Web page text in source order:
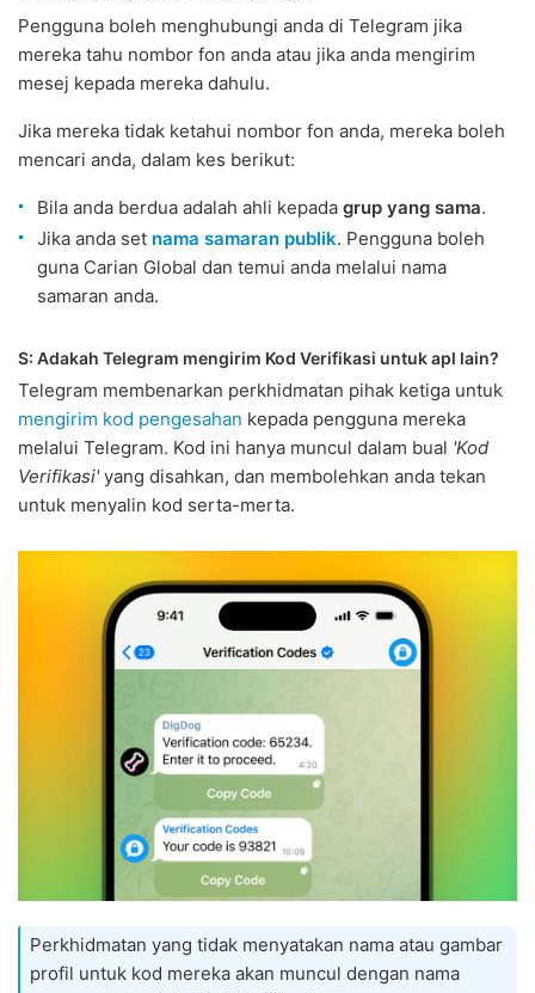
Pengguna boleh menghubungi anda di Telegram jika
mereka tahu nombor fon anda atau jika anda mengirim
mesej kepada mereka dahulu.
Jika mereka tidak ketahui nombor fon anda, mereka boleh
mencari anda, dalam kes berikut:
Bila anda berdua adalah ahli kepada grup yang sama.
Jika anda set nama samaran publik. Pengguna boleh
guna Carian Global dan temui anda melalui nama
samaran anda.
S: Adakah Telegram mengirim Kod Verifikasi untuk apl lain?
Telegram membenarkan perkhidmatan pihak ketiga untuk
mengirim kod pengesahan kepada pengguna mereka
melalui Telegram. Kod ini hanya muncul dalam bual 'Kod
Verifikasi'yang disahkan, dan membolehkan anda tekan
untuk menyalin kod serta-merta.
Perkhidmatan yang tidak menyatakan nama atau gambar
profil untuk kod mereka akan muncul dengan nama